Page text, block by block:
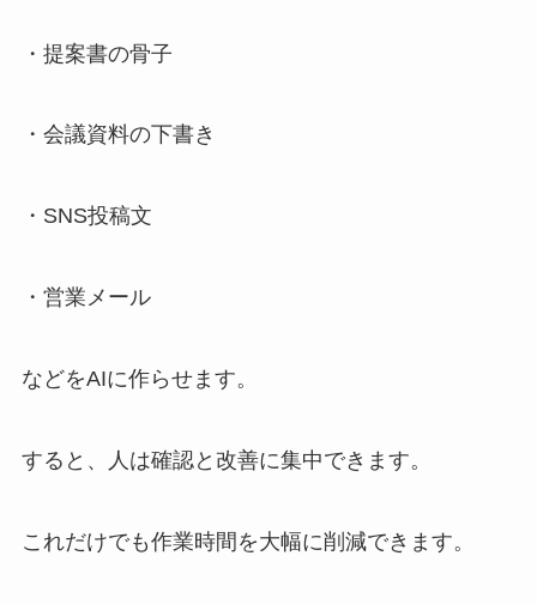
・提案書の骨子
・会議資料の下書き
・SNS投稿文
・営業メール
などをAIに作らせます。
すると、人は確認と改善に集中できます。
これだけでも作業時間を大幅に削減できます。